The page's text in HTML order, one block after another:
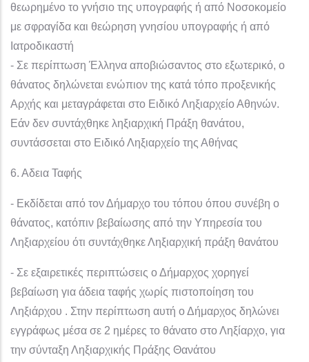
θεωρημένο το γνήσιο της υπογραφής ή από Νοσοκομείο
με σφραγίδα και θεώρηση γνησίου υπογραφής ή από
Ιατροδικαστή
- Σε περίπτωση Έλληνα αποβιώσαντος στο εξωτερικό, ο
θάνατος δηλώνεται ενώπιον της κατά τόπο προξενικής
Αρχής και μεταγράφεται στο Ειδικό Ληξιαρχείο Αθηνών.
Εάν δεν συντάχθηκε ληξιαρχική Πράξη θανάτου,
συντάσσεται στο Ειδικό Ληξιαρχείο της Αθήνας
6. Αδεια Ταφής
- Εκδίδεται από τον Δήμαρχο του τόπου όπου συνέβη ο
θάνατος, κατόπιν βεβαίωσης από την Υπηρεσία του
Ληξιαρχείου ότι συντάχθηκε Ληξιαρχική πράξη θανάτου
- Σε εξαιρετικές περιπτώσεις ο Δήμαρχος χορηγεί
βεβαίωση για άδεια ταφής χωρίς πιστοποίηση του
Ληξιάρχου . Στην περίπτωση αυτή ο Δήμαρχος δηλώνει
εγγράφως μέσα σε 2 ημέρες το θάνατο στο Ληξίαρχο, για
την σύνταξη Ληξιαρχικής Πράξης Θανάτου